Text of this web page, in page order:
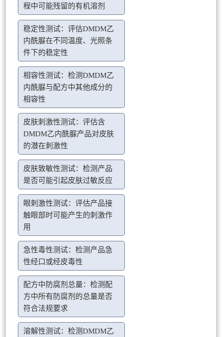
程中可能残留的有机溶剂
稳定性测试：评估DMDM乙
内酰脲在不同温度、光照条
件下的稳定性
相容性测试：检测DMDM乙
内酰脲与配方中其他成分的
相容性
皮肤刺激性测试：评估含
DMDM乙内酰脲产品对皮肤
的潜在刺激性
皮肤致敏性测试：检测产品
是否可能引起皮肤过敏反应
眼刺激性测试：评估产品接
触眼部时可能产生的刺激作
用
急性毒性测试：检测产品急
性经口或经皮毒性
配方中防腐剂总量：检测配
方中所有防腐剂的总量是否
符合法规要求
溶解性测试：检测DMDM乙